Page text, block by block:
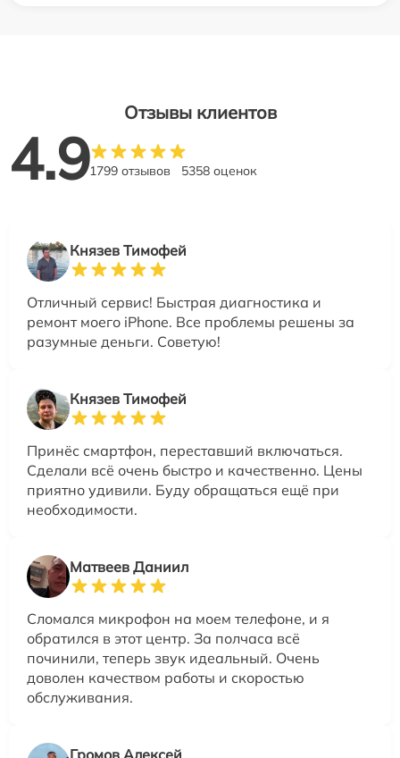
Отзывы клиентов
4.91799 отзывов 5358 оценок
Князев Тимофей
Отличный сервис! Быстрая диагностика и
ремонт моего iPhone. Все проблемы решены за
разумные деньги. Советую!
Князев Тимофей
Принёс смартфон, переставший включаться.
Сделали всё очень быстро и качественно. Цены
приятно удивили. Буду обращаться ещё при
необходимости.
Матвеев Даниил
Сломался микрофон на моем телефоне, и я
обратился в этот центр. За полчаса всё
починили, теперь звук идеальный. Очень
доволен качеством работы и скоростью
обслуживания.
Громов Алексей